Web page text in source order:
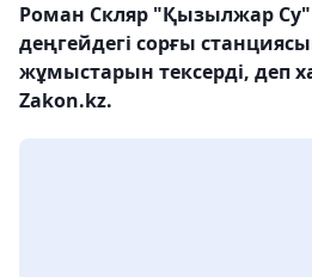
Роман Скляр "Қызылжар
деңгейдегі сорғы
жұмыстарын тексерді, деп
Zakon.kz.